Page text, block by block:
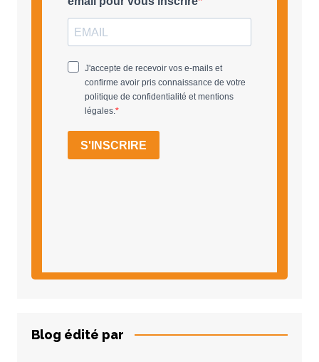
Blog édité par